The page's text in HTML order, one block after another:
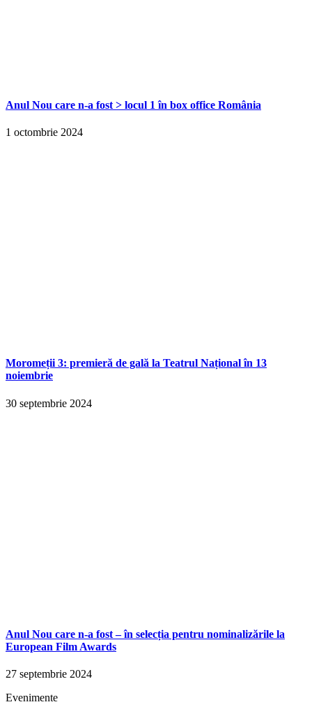
Anul Nou care n-a fost > locul 1 în box office România
1 octombrie 2024
Moromeții 3: premieră de gală la Teatrul Național în 13
noiembrie
30 septembrie 2024
Anul Nou care n-a fost – în selecția pentru nominalizările la
European Film Awards
27 septembrie 2024
Evenimente